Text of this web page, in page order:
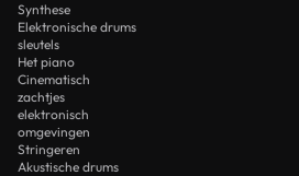
Synthese
Elektronische drums
sleutels
Het piano
Cinematisch
zachtjes
elektronisch
omgevingen
Stringeren
Akustische drums